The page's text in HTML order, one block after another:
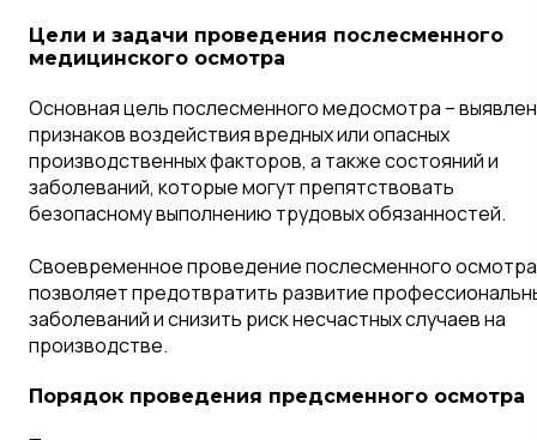
Цели и задачи проведения послесменного
медицинского осмотра
Основная цель послесменного медосмотра –
признаков воздействия вредных или опасных
производственных факторов, а также состояний и
заболеваний, которые могут препятствовать
безопасному выполнению трудовых обязанностей.
Своевременное проведение послесменного осмотра
позволяет предотвратить развитие
заболеваний и снизить риск несчастных случаев на
производстве.
Порядок проведения предсменного осмотра